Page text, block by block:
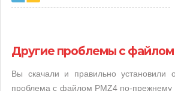
Другие проблемы с
Вы скачали и правильно установили
проблема с файлом PMZ4 по-прежнему